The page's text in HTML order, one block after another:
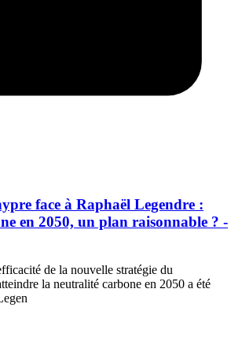
face à Raphaël Legendre :
en 2050, un plan raisonnable ? -
de la nouvelle stratégie du
la neutralité carbone en 2050 a été